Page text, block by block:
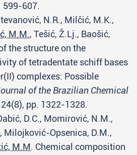
599-607.
N.R., Milčić, M.K.,
M.M., Tešić, Ž.Lj., Baošić,
the structure on the
of tetradentate schiff bases
complexes: Possible
of the Brazilian Chemical
pp. 1322-1328.
D.C., Momirović, N.M.,
Milojković-Opsenica, D.M.,
M.M. Chemical composition